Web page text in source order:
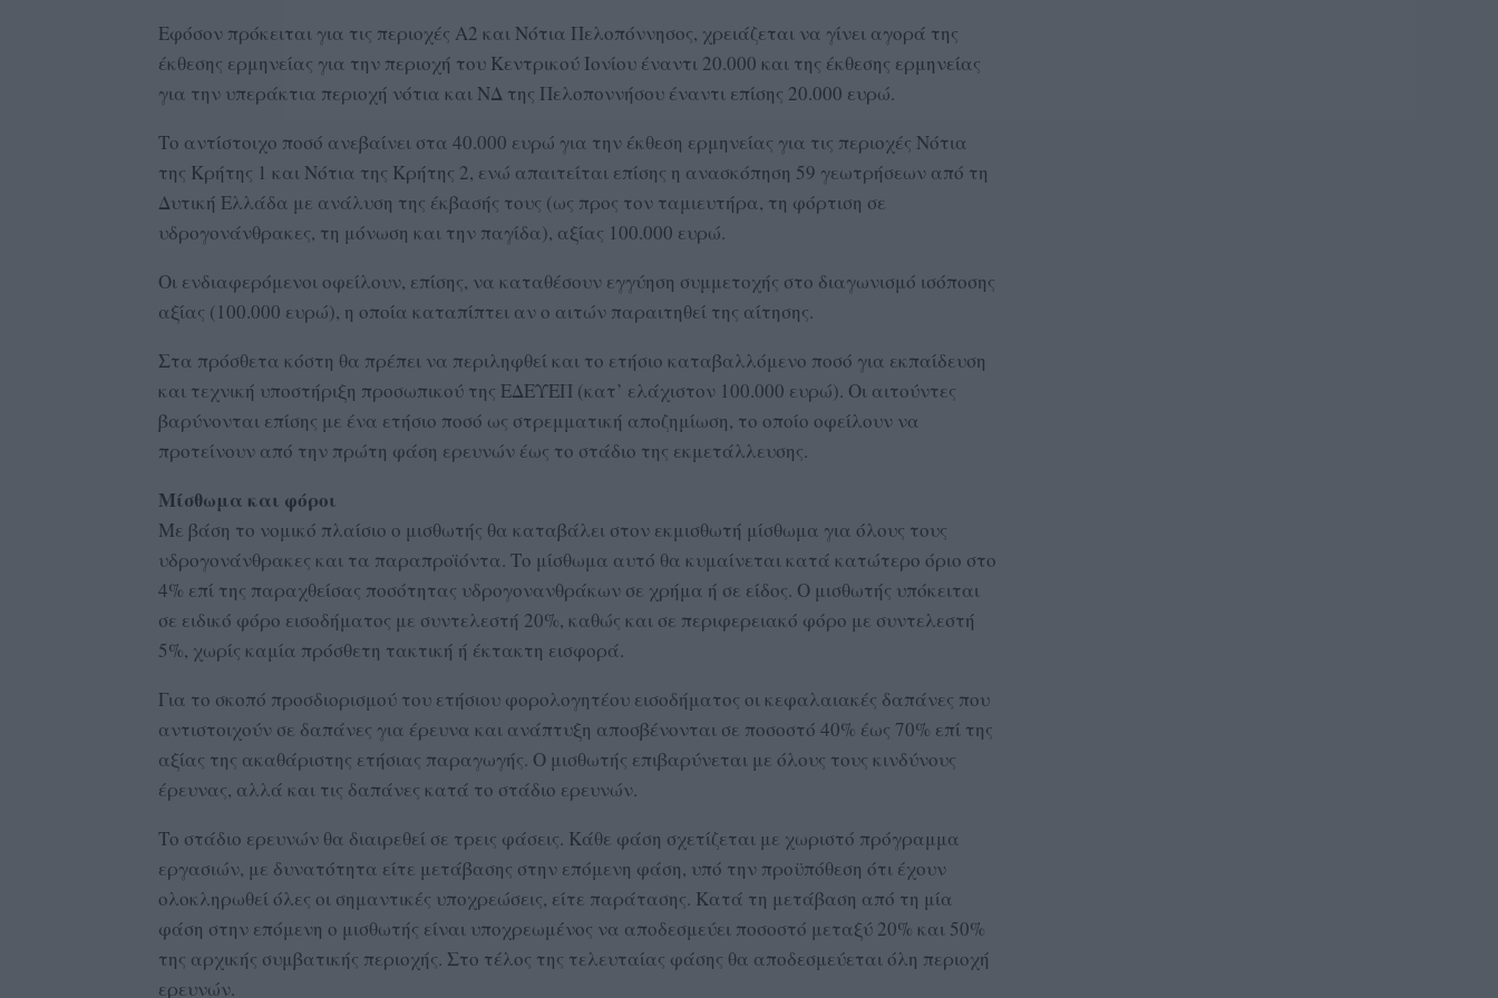
Εφόσον πρόκειται για τις περιοχές Α2 και Νότια Πελοπόννησος, χρειάζεται να γίνει αγορά της
έκθεσης ερμηνείας για την περιοχή του Κεντρικού Ιονίου έναντι 20.000 και της έκθεσης ερμηνείας
για την υπεράκτια περιοχή νότια και ΝΔ της Πελοποννήσου έναντι επίσης 20.000 ευρώ.
Το αντίστοιχο ποσό ανεβαίνει στα 40.000 ευρώ για την έκθεση ερμηνείας για τις περιοχές Νότια
της Κρήτης 1 και Νότια της Κρήτης 2, ενώ απαιτείται επίσης η ανασκόπηση 59 γεωτρήσεων από τη
Δυτική Ελλάδα με ανάλυση της έκβασής τους (ως προς τον ταμιευτήρα, τη φόρτιση σε
υδρογονάνθρακες, τη μόνωση και την παγίδα), αξίας 100.000 ευρώ.
Οι ενδιαφερόμενοι οφείλουν, επίσης, να καταθέσουν εγγύηση συμμετοχής στο διαγωνισμό ισόποσης
αξίας (100.000 ευρώ), η οποία καταπίπτει αν ο αιτών παραιτηθεί της αίτησης.
Στα πρόσθετα κόστη θα πρέπει να περιληφθεί και το ετήσιο καταβαλλόμενο ποσό για εκπαίδευση
και τεχνική υποστήριξη προσωπικού της ΕΔΕΥΕΠ (κατ’ ελάχιστον 100.000 ευρώ). Οι αιτούντες
βαρύνονται επίσης με ένα ετήσιο ποσό ως στρεμματική αποζημίωση, το οποίο οφείλουν να
προτείνουν από την πρώτη φάση ερευνών έως το στάδιο της εκμετάλλευσης.
Μίσθωμα και φόροι
Με βάση το νομικό πλαίσιο ο μισθωτής θα καταβάλει στον εκμισθωτή μίσθωμα για όλους τους
υδρογονάνθρακες και τα παραπροϊόντα. Το μίσθωμα αυτό θα κυμαίνεται κατά κατώτερο όριο στο
4% επί της παραχθείσας ποσότητας υδρογονανθράκων σε χρήμα ή σε είδος. Ο μισθωτής υπόκειται
σε ειδικό φόρο εισοδήματος με συντελεστή 20%, καθώς και σε περιφερειακό φόρο με συντελεστή
5%, χωρίς καμία πρόσθετη τακτική ή έκτακτη εισφορά.
Για το σκοπό προσδιορισμού του ετήσιου φορολογητέου εισοδήματος οι κεφαλαιακές δαπάνες που
αντιστοιχούν σε δαπάνες για έρευνα και ανάπτυξη αποσβένονται σε ποσοστό 40% έως 70% επί της
αξίας της ακαθάριστης ετήσιας παραγωγής. Ο μισθωτής επιβαρύνεται με όλους τους κινδύνους
έρευνας, αλλά και τις δαπάνες κατά το στάδιο ερευνών.
Το στάδιο ερευνών θα διαιρεθεί σε τρεις φάσεις. Κάθε φάση σχετίζεται με χωριστό πρόγραμμα
εργασιών, με δυνατότητα είτε μετάβασης στην επόμενη φάση, υπό την προϋπόθεση ότι έχουν
ολοκληρωθεί όλες οι σημαντικές υποχρεώσεις, είτε παράτασης. Κατά τη μετάβαση από τη μία
φάση στην επόμενη ο μισθωτής είναι υποχρεωμένος να αποδεσμεύει ποσοστό μεταξύ 20% και 50%
της αρχικής συμβατικής περιοχής. Στο τέλος της τελευταίας φάσης θα αποδεσμεύεται όλη περιοχή
ερευνών.